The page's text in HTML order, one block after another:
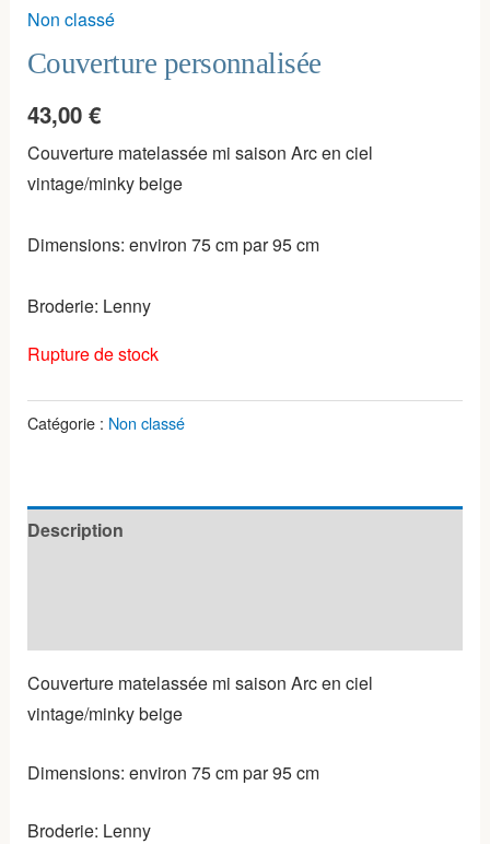
Non classé
Couverture personnalisée
43,00 €
Couverture matelassée mi saison Arc en ciel
vintage/minky beige
Dimensions: environ 75 cm par 95 cm
Broderie: Lenny
Rupture de stock
Catégorie : Non classé
Description
Couverture matelassée mi saison Arc en ciel
vintage/minky beige
Dimensions: environ 75 cm par 95 cm
Broderie: Lenny